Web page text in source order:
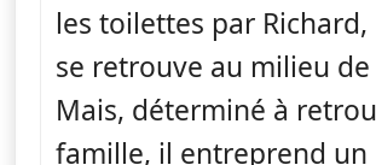
les toilettes par
se retrouve au milieu de
Mais, déterminé à
famille, il entreprend un